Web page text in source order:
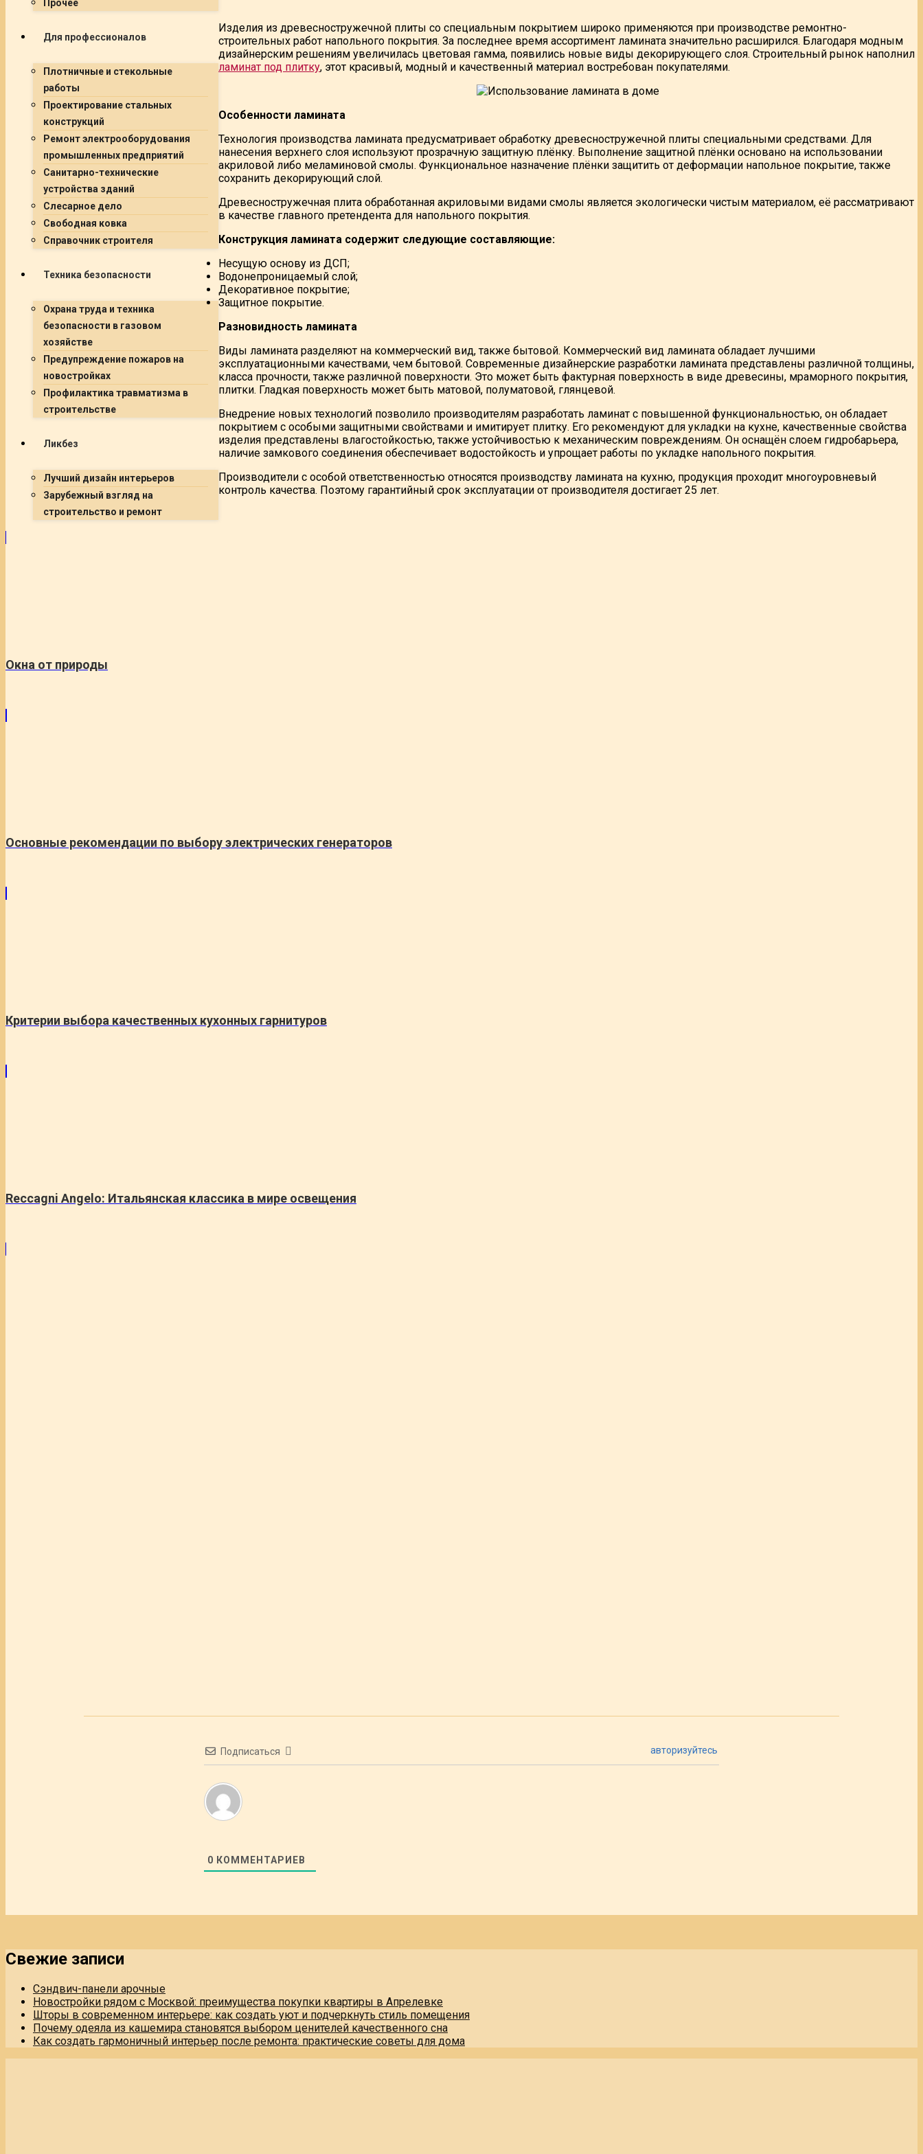
Прочее
Для профессионалов
Плотничные и стекольные
работы
Проектирование стальных
конструкций
Ремонт электрооборудования
промышленных предприятий
Санитарно-технические
устройства зданий
Слесарное дело
Свободная ковка
Справочник строителя
Техника безопасности
Охрана труда и техника
безопасности в газовом
хозяйстве
Предупреждение пожаров на
новостройках
Профилактика травматизма в
строительстве
Ликбез
Лучший дизайн интерьеров
Зарубежный взгляд на
строительство и ремонт
Изделия из древесностружечной плиты со специальным покрытием широко применяются при производстве ремонтно-
строительных работ напольного покрытия. За последнее время ассортимент ламината значительно расширился. Благодаря модным
дизайнерским решениям увеличилась цветовая гамма, появились новые виды декорирующего слоя. Строительный рынок наполнил
ламинат под плитку, этот красивый, модный и качественный материал востребован покупателями.
Особенности ламината
Технология производства ламината предусматривает обработку древесностружечной плиты специальными средствами. Для
нанесения верхнего слоя используют прозрачную защитную плёнку. Выполнение защитной плёнки основано на использовании
акриловой либо меламиновой смолы. Функциональное назначение плёнки защитить от деформации напольное покрытие, также
сохранить декорирующий слой.
Древесностружечная плита обработанная акриловыми видами смолы является экологически чистым материалом, её рассматривают
в качестве главного претендента для напольного покрытия.
Конструкция ламината содержит следующие составляющие:
Несущую основу из ДСП;
Водонепроницаемый слой;
Декоративное покрытие;
Защитное покрытие.
Разновидность ламината
Виды ламината разделяют на коммерческий вид, также бытовой. Коммерческий вид ламината обладает лучшими
эксплуатационными качествами, чем бытовой. Современные дизайнерские разработки ламината представлены различной толщины,
класса прочности, также различной поверхности. Это может быть фактурная поверхность в виде древесины, мраморного покрытия,
плитки. Гладкая поверхность может быть матовой, полуматовой, глянцевой.
Внедрение новых технологий позволило производителям разработать ламинат с повышенной функциональностью, он обладает
покрытием с особыми защитными свойствами и имитирует плитку. Его рекомендуют для укладки на кухне, качественные свойства
изделия представлены влагостойкостью, также устойчивостью к механическим повреждениям. Он оснащён слоем гидробарьера,
наличие замкового соединения обеспечивает водостойкость и упрощает работы по укладке напольного покрытия.
Производители с особой ответственностью относятся производству ламината на кухню, продукция проходит многоуровневый
контроль качества. Поэтому гарантийный срок эксплуатации от производителя достигает 25 лет.
Окна от природы
Основные рекомендации по выбору электрических генераторов
Критерии выбора качественных кухонных гарнитуров
Reccagni Angelo: Итальянская классика в мире освещения
Подписаться авторизуйтесь
0 КОММЕНТАРИЕВ
Свежие записи
Сэндвич-панели арочные
Новостройки рядом с Москвой: преимущества покупки квартиры в Апрелевке
Шторы в современном интерьере: как создать уют и подчеркнуть стиль помещения
Почему одеяла из кашемира становятся выбором ценителей качественного сна
Как создать гармоничный интерьер после ремонта: практические советы для дома